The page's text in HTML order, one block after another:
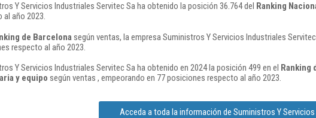
Y Servicios Industriales Servitec Sa ha obtenido la posición 36.764 del Ranking
al año 2023.
de Barcelona según ventas, la empresa Suministros Y Servicios Industriales
respecto al año 2023.
Y Servicios Industriales Servitec Sa ha obtenido en 2024 la posición 499 en el Ranking
y equipo según ventas , empeorando en 77 posiciones respecto al año 2023.
Acceda a toda la información de Suministros Y